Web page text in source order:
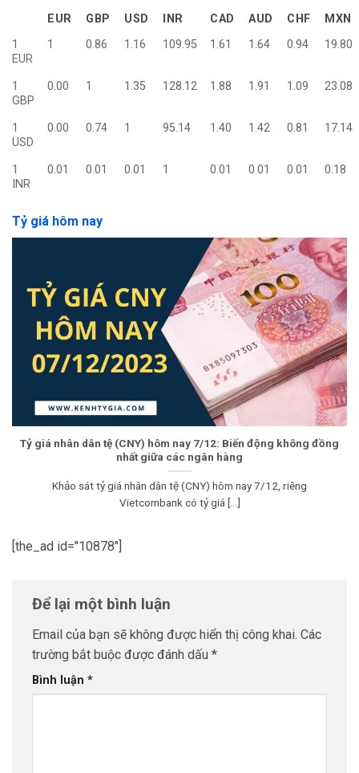
EUR GBP USD INR CAD AUD CHF
MXN
1
EUR
1 0.86 1.16 109.95 1.61 1.64 0.94 19.80
1
GBP
0.00 1 1.35 128.12 1.88 1.91 1.09 23.08
1
USD
0.00 0.74 1 95.14 1.40 1.42 0.81 17.14
1
INR
0.01 0.01 0.01 1 0.01 0.01 0.01 0.18
Tỷ giá hôm nay
Tỷ giá nhân dân tệ (CNY) hôm nay 7/12: Biến động không đồng
nhất giữa các ngân hàng
Khảo sát tỷ giá nhân dân tệ (CNY) hôm nay 7/12, riêng
Vietcombank có tỷ giá [...]
[the_ad id="10878"]
Để lại một bình luận
Email của bạn sẽ không được hiển thị công khai. Các
trường bắt buộc được đánh dấu *
Bình luận *